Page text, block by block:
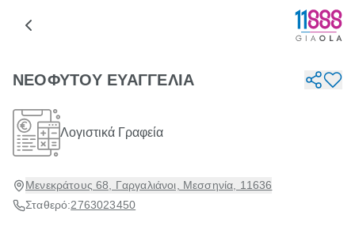
ΝΕΟΦΥΤΟΥ ΕΥΑΓΓΕΛΙΑ
Λογιστικά Γραφεία
Μενεκράτους 68, Γαργαλιάνοι, Μεσσηνία, 11636
Σταθερό:2763023450